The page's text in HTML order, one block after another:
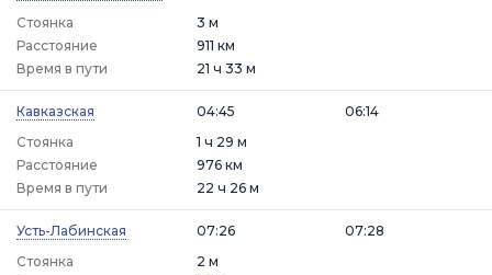
Стоянка
3 м
Расстояние
911 км
Время в пути
21 ч 33 м
Кавказская
04:45
Стоянка
1 ч 29 м
06:14
Расстояние
976 км
Время в пути
22 ч 26 м
Усть-Лабинская
07:26
Стоянка
2 м
07:28